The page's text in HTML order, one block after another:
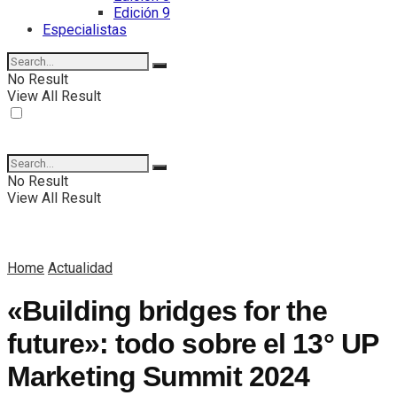
Edición 9
Especialistas
No Result
View All Result
No Result
View All Result
Home Actualidad
«Building bridges for the
future»: todo sobre el 13° UP
Marketing Summit 2024